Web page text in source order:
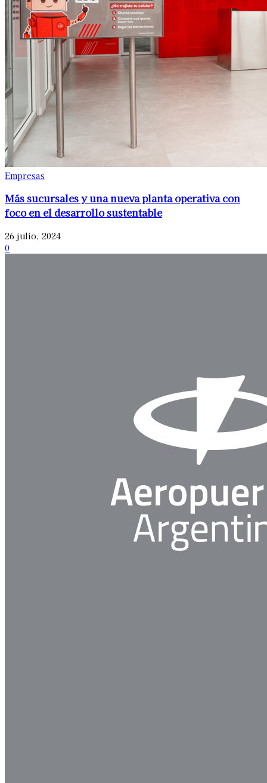
Empresas
Más sucursales y una nueva planta operativa con
foco en el desarrollo sustentable
26 julio, 2024
0